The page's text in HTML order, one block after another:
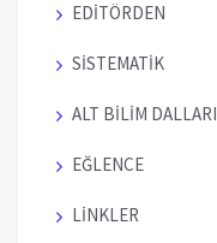
EDİTÖRDEN
SİSTEMATİK
ALT BİLİM DALLARI
EĞLENCE
LİNKLER